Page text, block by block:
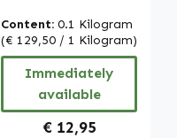
slikken - voor het
gezichtsvermoge
n, de huid en
meer - vegan |
Warnke
Vitalstoffe
Content: 0.1 Kilogram
(€ 129,50 / 1 Kilogram)
Immediately
available
Regular price:
€ 12,95